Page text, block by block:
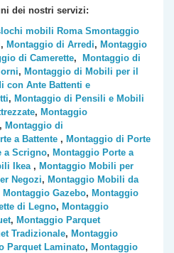
dei nostri servizi:
mobili Roma Smontaggio
, Montaggio di Arredi, Montaggio
di Camerette,
Montaggio di
, Montaggio di Mobili per il
con Ante Battenti e
, Montaggio di Pensili e Mobili
, Montaggio
, Montaggio di
a Battente , Montaggio di Porte
a Scrigno, Montaggio Porte a
Ikea, Montaggio Mobili per
Negozi, Montaggio Mobili da
Montaggio Gazebo, Montaggio
di Legno, Montaggio
, Montaggio Parquet
Tradizionale, Montaggio
Parquet Laminato, Montaggio